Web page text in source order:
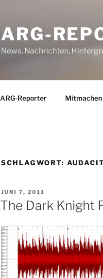
ARG-
News, Nachrichten,
ARG-Reporter Mitmachen
SCHLAGWORT:
VERÖFFENTLICHT
AM
JUNI 7, 2011
The Dark Knight